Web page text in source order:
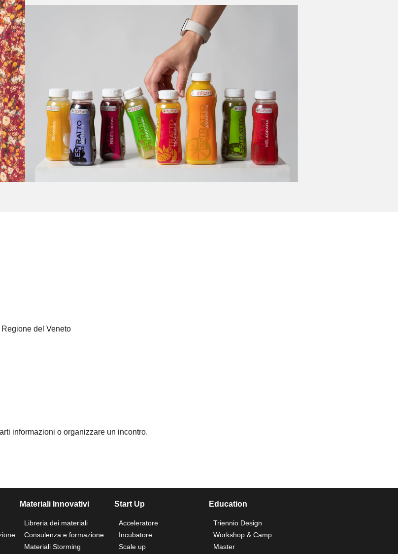
del Veneto
informazioni o organizzare un incontro.
Materiali Innovativi
Libreria dei materiali
Consulenza e formazione
Materiali Storming
Start Up
Acceleratore
Incubatore
Scale up
Education
Triennio Design
Workshop & Camp
Master